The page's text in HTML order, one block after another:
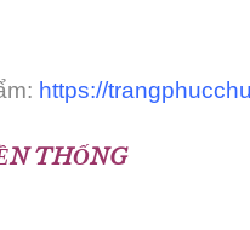
https://
THỐNG